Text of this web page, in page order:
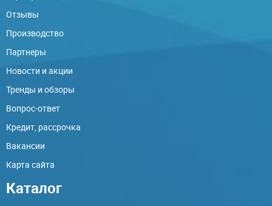
Отзывы
Производство
Партнеры
Новости и акции
Тренды и обзоры
Вопрос-ответ
Кредит, рассрочка
Вакансии
Карта сайта
Каталог